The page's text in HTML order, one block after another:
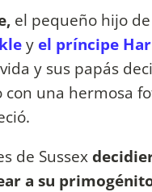
el pequeño hijo de
y el príncipe
y sus papás
con una hermosa
de Sussex
a su